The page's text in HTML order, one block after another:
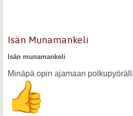
Isän Munamankeli
Isän munamankeli
Minäpä opin ajamaan